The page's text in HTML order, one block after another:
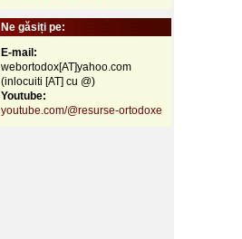
Ne găsiți pe:
E-mail:
webortodox[AT]yahoo.com
(inlocuiti [AT] cu @)
Youtube:
youtube.com/@resurse-ortodoxe